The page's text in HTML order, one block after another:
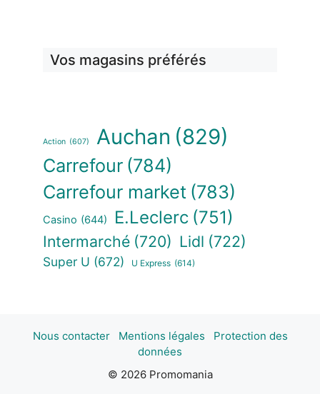
Vos magasins préférés
Action (607) Auchan (829)
Carrefour (784)
Carrefour market (783)
Casino (644) E.Leclerc (751)
Intermarché (720) Lidl (722)
Super U (672) U Express (614)
Nous contacter Mentions légales
Protection des
données
© 2026 Promomania